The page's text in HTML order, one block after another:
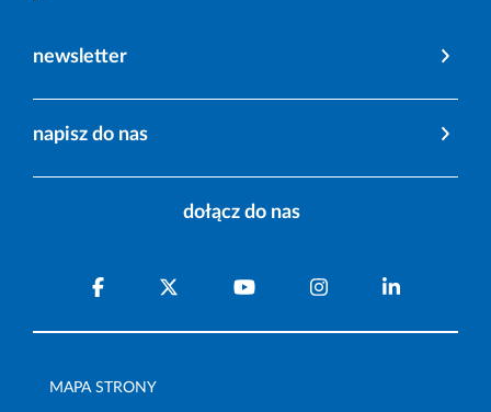
newsletter
napisz do nas
dołącz do nas
MAPA STRONY